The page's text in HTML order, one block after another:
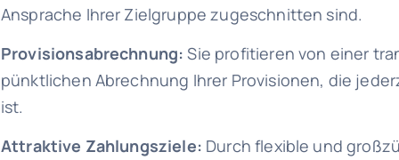
Ansprache Ihrer Zielgruppe zugeschnitten sind.
Provisionsabrechnung: Sie profitieren von einer
pünktlichen Abrechnung Ihrer Provisionen, die
ist.
Attraktive Zahlungsziele: Durch flexible und